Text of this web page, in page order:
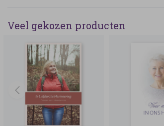
Veel gekozen producten